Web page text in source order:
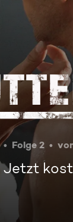
Um jeden
Folge 2
Jetzt